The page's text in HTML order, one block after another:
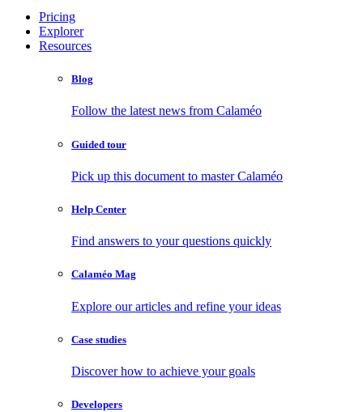
Pricing
Explorer
Resources
Blog
Follow the latest news from Calaméo
Guided tour
Pick up this document to master Calaméo
Help Center
Find answers to your questions quickly
Calaméo Mag
Explore our articles and refine your ideas
Case studies
Discover how to achieve your goals
Developers